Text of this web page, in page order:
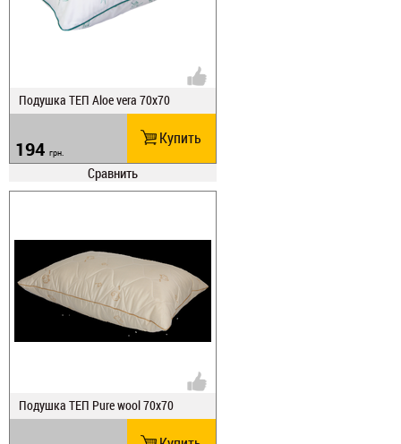
Подушка ТЕП Aloe vera 70х70
194 грн.
Купить
Сравнить
Подушка ТЕП Pure wool 70х70